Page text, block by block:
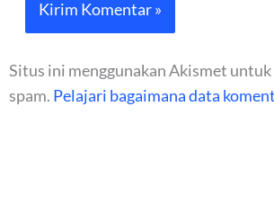
Situs ini menggunakan Akismet
spam. Pelajari bagaimana data